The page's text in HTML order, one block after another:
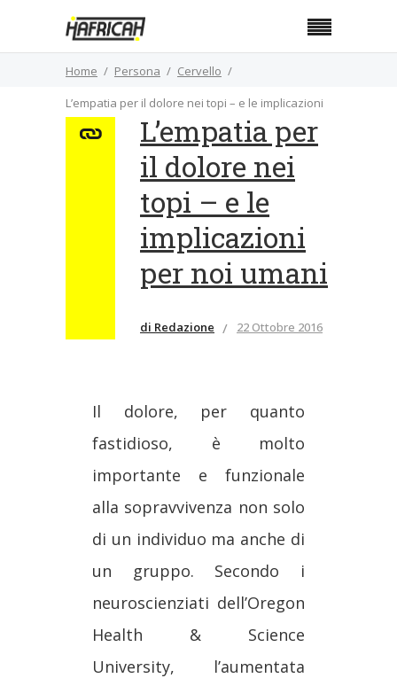
Home Persona
Cervello
L’empatia per il dolore nei topi – e le implicazioni
per noi umani L’empatia per
il dolore nei
topi – e le
implicazioni
per noi umani
di Redazione 22 Ottobre 2016
Il dolore, per quanto
fastidioso, è molto
importante e funzionale
alla sopravvivenza non solo
di un individuo ma anche di
un gruppo. Secondo i
neuroscienziati dell’Oregon
Health & Science
University, l’aumentata